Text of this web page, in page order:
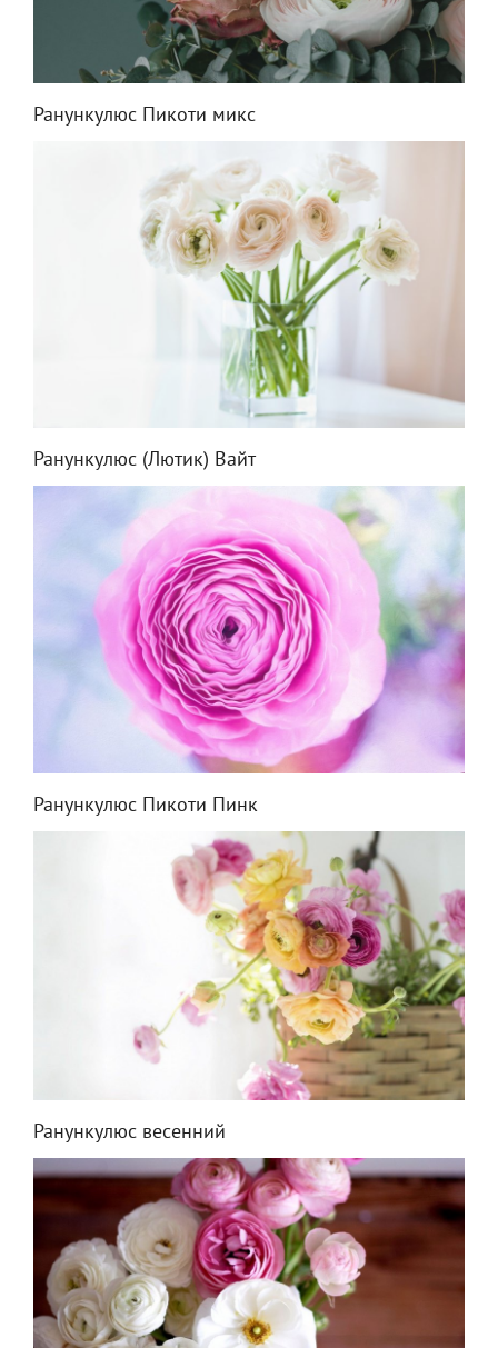
Ранункулюс Пикоти микс
Ранункулюс (Лютик) Вайт
Ранункулюс Пикоти Пинк
Ранункулюс весенний